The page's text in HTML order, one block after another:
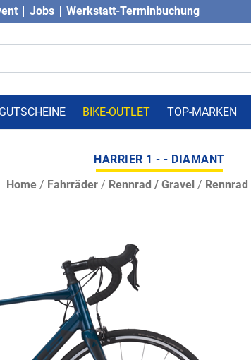
Jobs Werkstatt-Terminbuchung
GUTSCHEINE BIKE-OUTLET TOP-MARKEN
HARRIER 1 - - DIAMANT
Home / Fahrräder / Rennrad / Gravel / Rennrad